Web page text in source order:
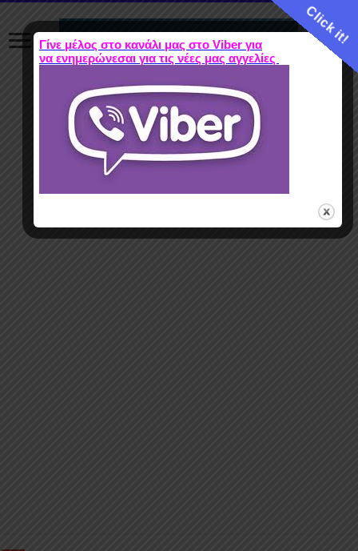
Click it!
Γίνε μέλος στο κανάλι μας στο Viber για
να ενημερώνεσαι για τις νέες μας αγγελίες